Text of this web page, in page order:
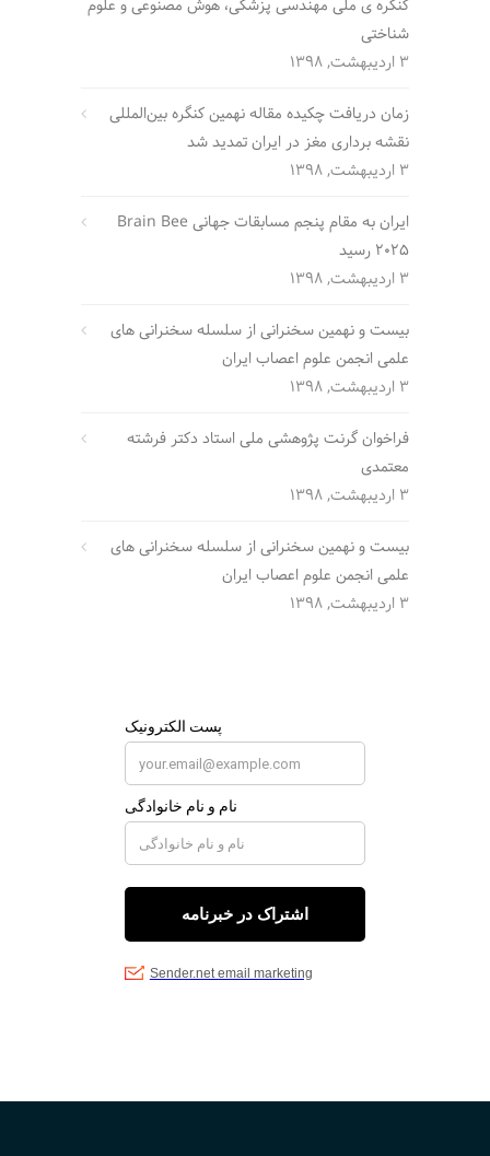
کنگره ی ملی مهندسی پزشکی، هوش مصنوعی و علوم
شناختی
3 اردیبهشت, 1398
زمان دریافت چکیده مقاله نهمین کنگره بین‌المللی
نقشه برداری مغز در ایران تمدید شد
3 اردیبهشت, 1398
ایران به مقام پنجم مسابقات جهانی Brain Bee
2025 رسید
3 اردیبهشت, 1398
بیست و نهمین سخنرانی از سلسله سخنرانی های
علمی انجمن علوم اعصاب ایران
3 اردیبهشت, 1398
فراخوان گرنت پژوهشی ملی استاد دکتر فرشته
معتمدی
3 اردیبهشت, 1398
بیست و نهمین سخنرانی از سلسله سخنرانی های
علمی انجمن علوم اعصاب ایران
3 اردیبهشت, 1398